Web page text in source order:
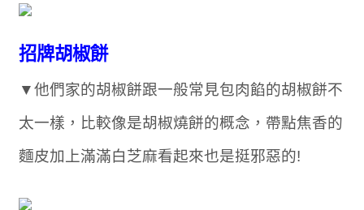
招牌胡椒餅
▼他們家的胡椒餅跟一般常見包肉餡的胡椒餅不
太一樣，比較像是胡椒燒餅的概念，帶點焦香的
麵皮加上滿滿白芝麻看起來也是挺邪惡的!